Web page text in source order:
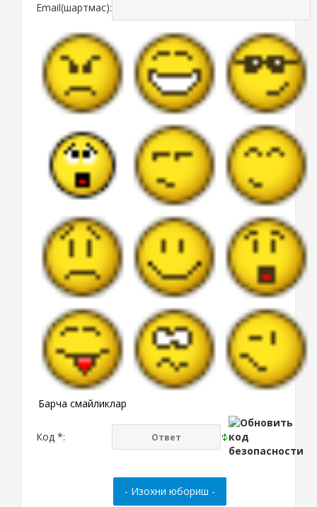
Email(шартмас):
Барча смайликлар
Код *: